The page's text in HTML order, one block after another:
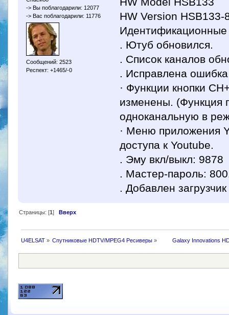
-> Вы поблагодарили: 12077
-> Вас поблагодарили: 11776
Сообщений: 2523
Респект: +1465/-0
HW Version HSB133-
. Ютуб обновился.
. Список каналов
. Исправлена
· Функции кнопки
изменены. (Функция
одноканальную в
· Меню приложения
доступа к Youtube.
. Эму вкл/выкл: 9878
. Мастер-пароль:
. Добавлен загрузчик
Страницы: [1] Вверх
U4ELSAT» Спутниковые HDTV/MPEG4 Ресиверы » Galaxy Innovations